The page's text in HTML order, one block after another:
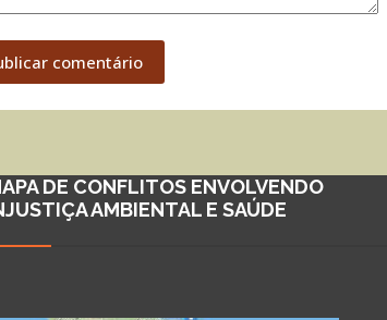
comentário
DE CONFLITOS ENVOLVENDO
AMBIENTAL E SAÚDE